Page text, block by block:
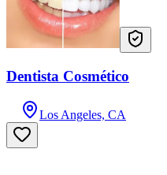
Dentista Cosmético
Los Angeles, CA